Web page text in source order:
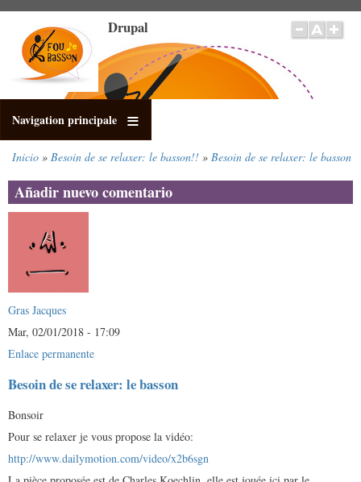
contenido
principal
Drupal
Navigation principale
enlaces
de
navegación
Inicio Besoin de se relaxer: le basson!! Besoin de se relaxer: le basson
Añadir nuevo comentario
Gras Jacques
Mar, 02/01/2018 - 17:09
Enlace permanente
Besoin de se relaxer: le basson
Bonsoir
Pour se relaxer je vous propose la vidéo:
http://www.dailymotion.com/video/x2b6sgn